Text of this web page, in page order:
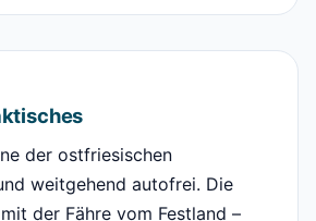
der ostfriesischen
weitgehend autofrei. Die
der Fähre vom Festland –